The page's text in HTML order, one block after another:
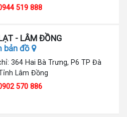
519 888
- LÂM ĐỒNG
bản đồ
364 Hai Bà Trưng, P6 TP Đà
Lâm Đồng
570 886